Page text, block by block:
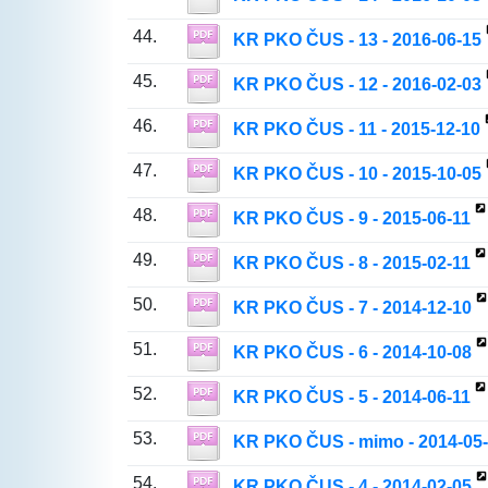
44. KR PKO ČUS - 13 - 2016-06-15
45. KR PKO ČUS - 12 - 2016-02-03
46. KR PKO ČUS - 11 - 2015-12-10
47. KR PKO ČUS - 10 - 2015-10-05
48. KR PKO ČUS - 9 - 2015-06-11
49. KR PKO ČUS - 8 - 2015-02-11
50. KR PKO ČUS - 7 - 2014-12-10
51. KR PKO ČUS - 6 - 2014-10-08
52. KR PKO ČUS - 5 - 2014-06-11
53. KR PKO ČUS - mimo - 2014-
54.